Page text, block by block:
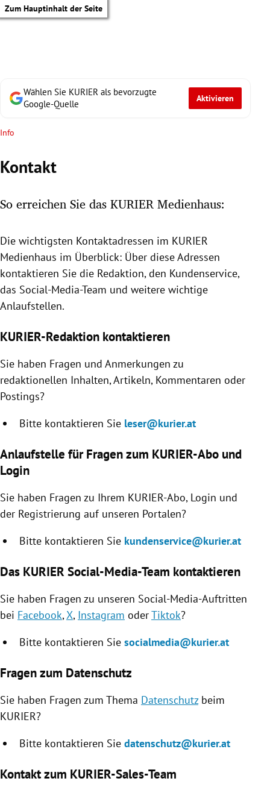
Zum Hauptinhalt der Seite
Untermenü
Untermenü
Untermenü
Untermenü
Untermenü
Untermenü
Untermenü
Untermenü
Wählen Sie KURIER als bevorzugte
Google-Quelle
Aktivieren
Info
Kontakt
So erreichen Sie das KURIER Medienhaus:
Die wichtigsten Kontaktadressen im KURIER
Medienhaus im Überblick: Über diese Adressen
kontaktieren Sie die Redaktion, den Kundenservice,
das Social-Media-Team und weitere wichtige
Anlaufstellen.
KURIER-Redaktion kontaktieren
Sie haben Fragen und Anmerkungen zu
redaktionellen Inhalten, Artikeln, Kommentaren oder
Postings?
Bitte kontaktieren Sie leser@kurier.at
Anlaufstelle für Fragen zum KURIER-Abo und
Login
Sie haben Fragen zu Ihrem KURIER-Abo, Login und
der Registrierung auf unseren Portalen?
Bitte kontaktieren Sie kundenservice@kurier.at
Das KURIER Social-Media-Team kontaktieren
Sie haben Fragen zu unseren Social-Media-Auftritten
bei Facebook, X, Instagram oderTiktok?
Bitte kontaktieren Sie socialmedia@kurier.at
Fragen zum Datenschutz
Sie haben Fragen zum Thema Datenschutzbeim
KURIER?
Bitte kontaktieren Sie datenschutz@kurier.at
Kontakt zum KURIER-Sales-Team